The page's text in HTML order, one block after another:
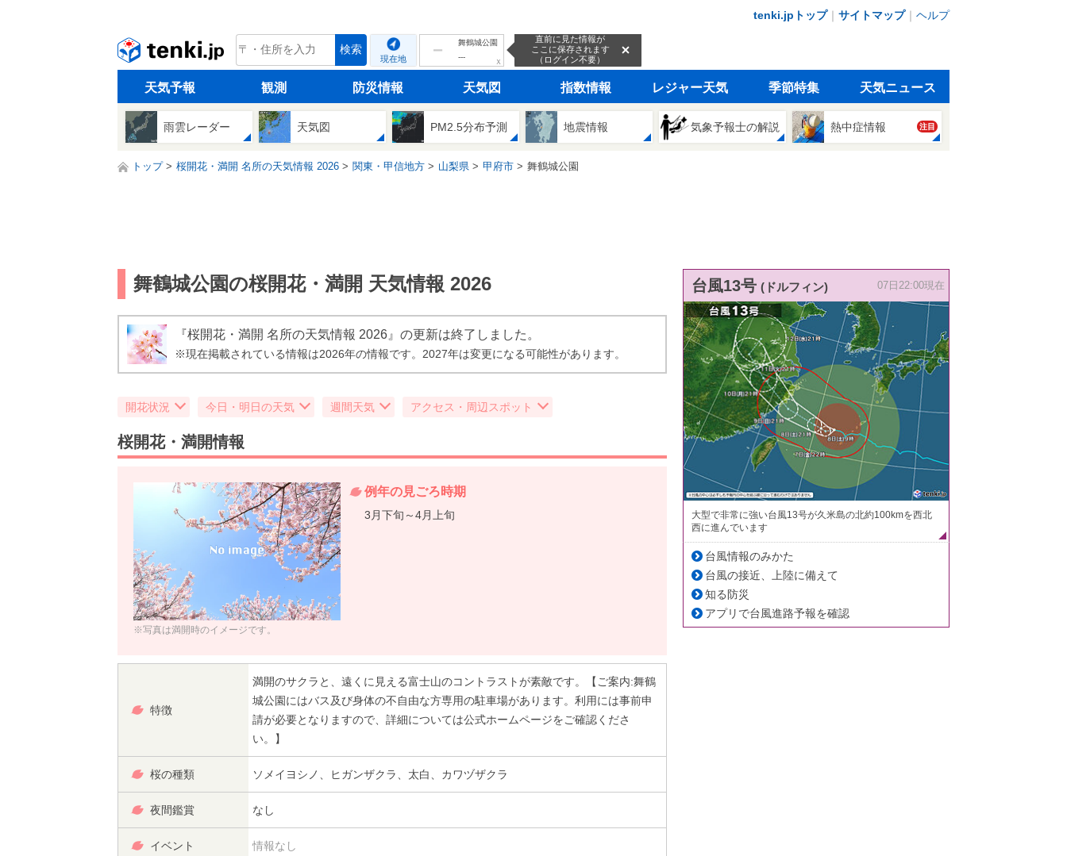
tenki.jpトップ｜ サイトマップ｜ ヘルプ
tenki.jp 検索
現在地
舞鶴城公園
---
ｘ
直前に見た情報が
ここに保存されます
（ログイン不要）
天気予報 観測 防災情報 天気図 指数情報 レジャー天気 季節特集 天気ニュース
雨雲レーダー 天気図 PM2.5分布予測 地震情報 気象予報士の解説 熱中症情報 注目
トップ 桜開花・満開 名所の天気情報 2026 関東・甲信地方 山梨県 甲府市 舞鶴城公園
舞鶴城公園の桜開花・満開 天気情報 2026
『桜開花・満開 名所の天気情報 2026』の更新は終了しました。
※現在掲載されている情報は2026年の情報です。2027年は変更になる可能性があります。
開花状況 今日・明日の天気 週間天気 アクセス・周辺スポット
桜開花・満開情報
※写真は満開時のイメージです。
例年の見ごろ時期
3月下旬～4月上旬
特徴
満開のサクラと、遠くに見える富士山のコントラストが素敵です。【ご案内:舞鶴
城公園にはバス及び身体の不自由な方専用の駐車場があります。利用には事前申
請が必要となりますので、詳細については公式ホームページをご確認くださ
い。】
桜の種類 ソメイヨシノ、ヒガンザクラ、太白、カワヅザクラ
夜間鑑賞 なし
イベント 情報なし
台風13号 (ドルフィン) 07日22:00現在
大型で非常に強い台風13号が久米島の北約100kmを西北
西に進んでいます
台風情報のみかた
台風の接近、上陸に備えて
知る防災
アプリで台風進路予報を確認